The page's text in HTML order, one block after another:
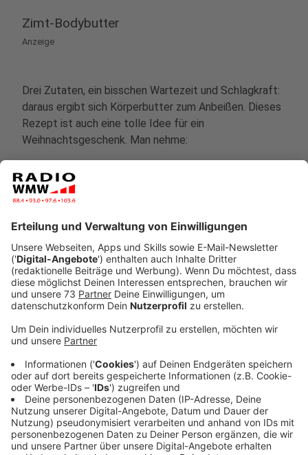
Zimt-Bodybutter
Anzeige
Drei Zutaten, ein bisschen Wartezeit und Schlagkraft:
daraus ergibt sich Körperbutter zum Anbeißen. Dieses
Rezept ist auch eine tolle Idee für ein
Weihnachtsgeschenk. Man nehme:
1 Tasse Kokosöl
2 EL Öl (Jojoba, Mandel oder Olivenöl)
optional: 20 Tropfen ätherisches Öl - Nadine
Schubert benutzt Zimt-Parfümöl
Kakaobutter und Kokosöl bei niedriger Temperatur in
Masse fest wird. Dann die restlichen Zutaten
hinzugeben und kräftig mit der Küchenmaschine oder
dem Handrührgerät aufschlagen. Das Ergebnis sieht
aus wie Sahne und fühlt sich auch so an. Die Menge
reicht für etwas mehr als ein 400 ml Schraubglas.